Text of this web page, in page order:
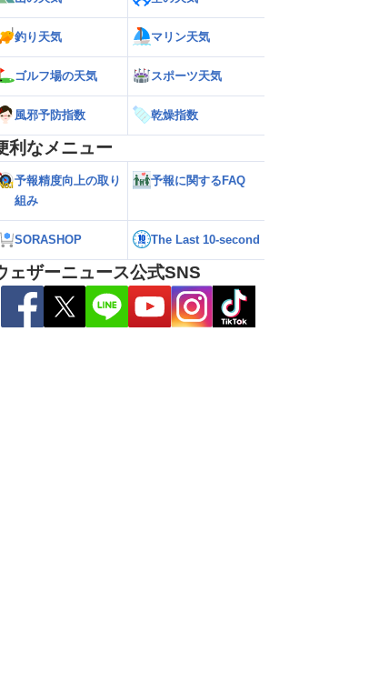
雨のおそれ
台風による雨風の影響は？
釣り天気 マリン天気
ゴルフ場の天気 スポーツ天気
風邪予防指数 乾燥指数
利なメニュー
予報精度向上の取り
組み
予報に関するFAQ
SORASHOP The Last 10-second
ェザーニュース公式SNS